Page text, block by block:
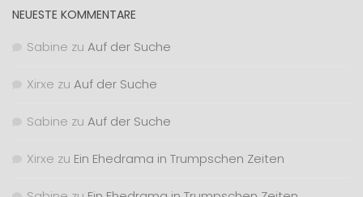
NEUESTE KOMMENTARE
Sabine zu Auf der Suche
Xirxe zu Auf der Suche
Sabine zu Auf der Suche
Xirxe zu Ein Ehedrama in Trumpschen Zeiten